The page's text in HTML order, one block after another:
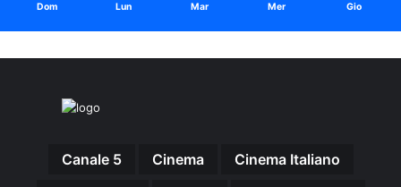
Dom Lun Mar Mer Gio
Canale 5 Cinema
Cinema Italiano